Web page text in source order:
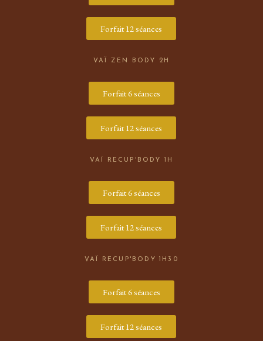
Forfait 12 séances
VAÏ ZEN BODY 2H
Forfait 6 séances
Forfait 12 séances
VAÏ RECUP'BODY 1H
Forfait 6 séances
Forfait 12 séances
VAÏ RECUP'BODY 1H30
Forfait 6 séances
Forfait 12 séances